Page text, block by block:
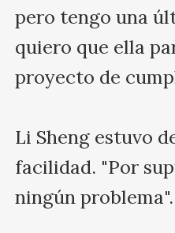
pero tengo una
quiero que ella
proyecto de
Li Sheng estuvo
facilidad. "Por
ningún problema".